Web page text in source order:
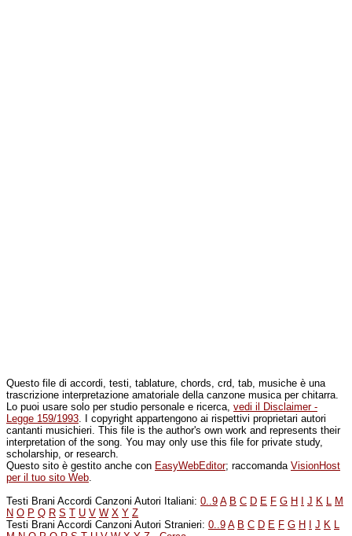
Questo file di accordi, testi, tablature, chords, crd, tab, musiche è una
trascrizione interpretazione amatoriale della canzone musica per chitarra.
Lo puoi usare solo per studio personale e ricerca, vedi il Disclaimer -
Legge 159/1993. I copyright appartengono ai rispettivi proprietari autori
cantanti musichieri. This file is the author's own work and represents their
interpretation of the song. You may only use this file for private study,
scholarship, or research.
Questo sito è gestito anche con EasyWebEditor; raccomanda VisionHost
per il tuo sito Web.
Testi Brani Accordi Canzoni Autori Italiani: 0..9 A B C D E F G H J K L M
N O P Q R S T U V W X Y Z
Testi Brani Accordi Canzoni Autori Stranieri: 0..9 A B C D E F G H J K L